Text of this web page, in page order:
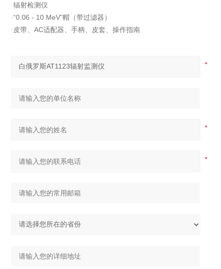
·辐射检测仪
·“0.06 - 10 MeV”帽（带过滤器）
· 皮带、AC适配器、手柄、皮套、操作指南